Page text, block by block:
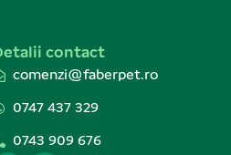
contact
comenzi@faberpet.ro
0747 437 329
0743 909 676